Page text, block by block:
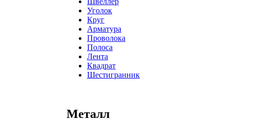
Уголок
Круг
Арматура
Проволока
Полоса
Лента
Квадрат
Шестигранник
Металл